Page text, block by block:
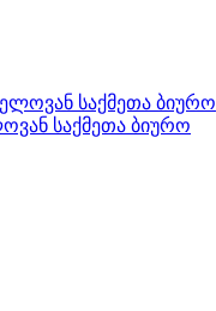
საქმეთა ბიურო
საქმეთა ბიურო